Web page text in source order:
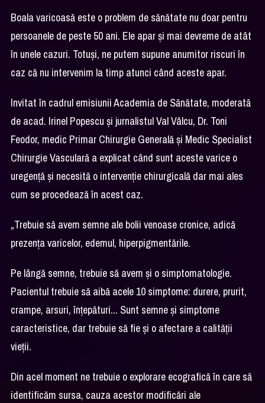
Boala varicoasă este o problem de sănătate nu doar pentru
persoanele de peste 50 ani. Ele apar și mai devreme de atât
în unele cazuri. Totuși, ne putem supune anumitor riscuri în
caz că nu intervenim la timp atunci când aceste apar.
Invitat în cadrul emisiunii Academia de Sănătate, moderată
de acad. Irinel Popescu și jurnalistul Val Vâlcu, Dr. Toni
Feodor, medic Primar Chirurgie Generală și Medic Specialist
Chirurgie Vasculară a explicat când sunt aceste varice o
uregență și necesită o intervenție chirurgicală dar mai ales
cum se procedează în acest caz.
„Trebuie să avem semne ale bolii venoase cronice, adică
prezența varicelor, edemul, hiperpigmentările.
Pe lângă semne, trebuie să avem și o simptomatologie.
Pacientul trebuie să aibă acele 10 simptome: durere, prurit,
crampe, arsuri, înțepături... Sunt semne și simptome
caracteristice, dar trebuie să fie și o afectare a calității
vieții.
Din acel moment ne trebuie o explorare ecografică în care să
identificăm sursa, cauza acestor modificări ale